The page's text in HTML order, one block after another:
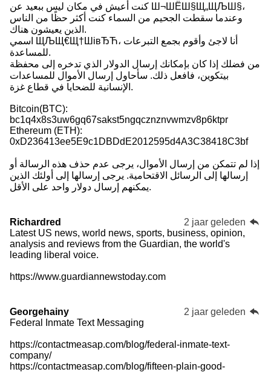
كنت أعيش في مكان ليس ببعيد عن Ш¬ШЁШ§Щ„ЩЉШ§،
وعندما سقطت الجحيم من السماء كنت أكثر حظًا من الناس
الذين يعيشون هناك.
اسمي ЩЉЩ€Щ†ШівЂЋ، أنا لاجئ وأقوم بجمع التبرعات
للمساعدة.
من فضلك إذا كان بإمكانك إرسال الدولار الذي تدخره إلى محفظة
بيتكوين، فافعل ذلك. سأحاول إرسال الأموال للمساعدات
الإنسانية للضحايا في قطاع غزة.
Bitcoin(BTC):
bc1q4x8s3uw6gq67sakst5ngqcznznvwmzv8p6ktpr
Ethereum (ETH):
0xD236413ee5E9c1DBDdE2012595d4A3C38418C3bf
إذا لم تتمكن من إرسال الأموال، يرجى عدم حذف هذه الرسالة أو
إرسالها إلى الرسائل الاقتحامية. يرجى إرسالها إلى أولئك الذين
يمكنهم إرسال دولار واحد على الأقل.
Richardred
2 jaar geleden
Latest US news, world news, sports, business, opinion,
analysis and reviews from the Guardian, the world's
leading liberal voice.
https://www.guardiannewstoday.com
Georgehainy
2 jaar geleden
Federal Inmate Text Messaging
https://contactmeasap.com/blog/federal-inmate-text-
company/
https://contactmeasap.com/blog/fifteen-plain-good-